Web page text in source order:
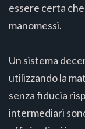
essere certa
manomessi.
Un sistema
utilizzando la
senza fiducia
intermediari